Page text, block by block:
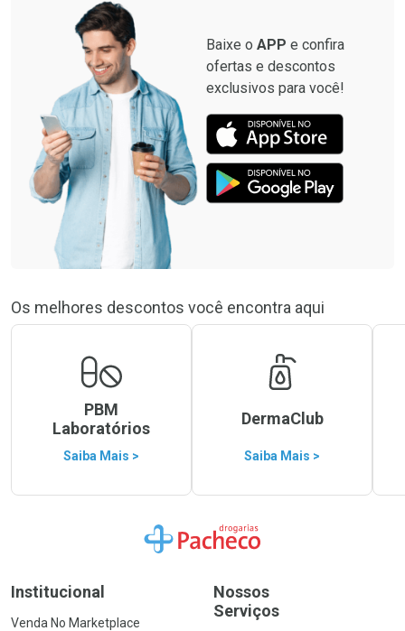
Baixe o APP e confira
ofertas e descontos
exclusivos para você!
Os melhores descontos você encontra aqui
PBM
Laboratórios
Saiba Mais >
DermaClub
Saiba Mais >
Ir para a Home
Institucional
Venda No Marketplace
Nossos
Serviços